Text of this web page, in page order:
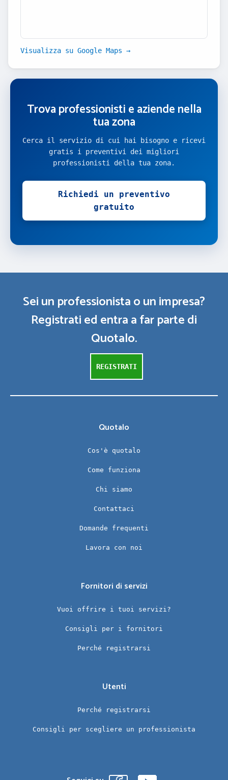
Visualizza su Google Maps →
Trova professionisti e aziende nella
tua zona
Cerca il servizio di cui hai bisogno e ricevi
gratis i preventivi dei migliori
professionisti della tua zona.
Richiedi un preventivo
gratuito
Sei un professionista o un impresa?
Registrati ed entra a far parte di
Quotalo.
REGISTRATI
Quotalo
Cos'è quotalo
Come funziona
Chi siamo
Contattaci
Domande frequenti
Lavora con noi
Fornitori di servizi
Vuoi offrire i tuoi servizi?
Consigli per i fornitori
Perché registrarsi
Utenti
Perché registrarsi
Consigli per scegliere un professionista